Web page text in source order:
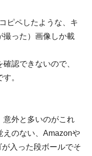
ピペしたような、キ
撮った）画像しか載
認できないので、
。
意外と多いのがこれ
えのない、Amazonや
入った段ボールでそ